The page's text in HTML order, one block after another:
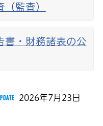
監査）
書・財務諸表の公
2026年7月23日